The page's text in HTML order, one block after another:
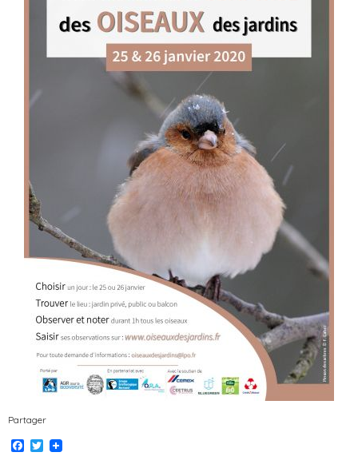
Partager
Facebook
Twitter